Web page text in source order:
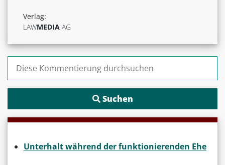
Verlag:
LAWMEDIA AG
Suchen nach:
Unterhalt während der funktionierenden Ehe